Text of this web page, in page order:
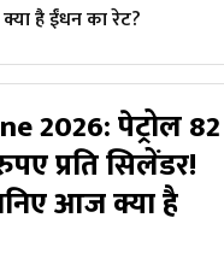
है ईंधन का रेट?
2026: पेट्रोल 82
प्रति सिलेंडर!
आज क्या है